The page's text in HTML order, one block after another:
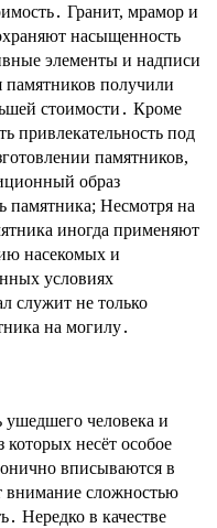
Гранит, мрамор и
насыщенность
элементы и надписи
памятников получили
стоимости․ Кроме
привлекательность под
памятников,
образ
памятника; Несмотря на
иногда применяют
насекомых и
условиях
служит не только
на могилу․
ушедшего человека и
несёт особое
вписываются в
внимание сложностью
Нередко в качестве